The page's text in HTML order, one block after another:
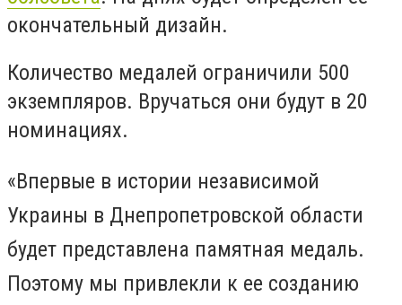
окончательный дизайн.
Количество медалей ограничили 500
экземпляров. Вручаться они будут в 20
номинациях.
«Впервые в истории независимой
Украины в Днепропетровской области
будет представлена ​​памятная медаль.
Поэтому мы привлекли к ее созданию